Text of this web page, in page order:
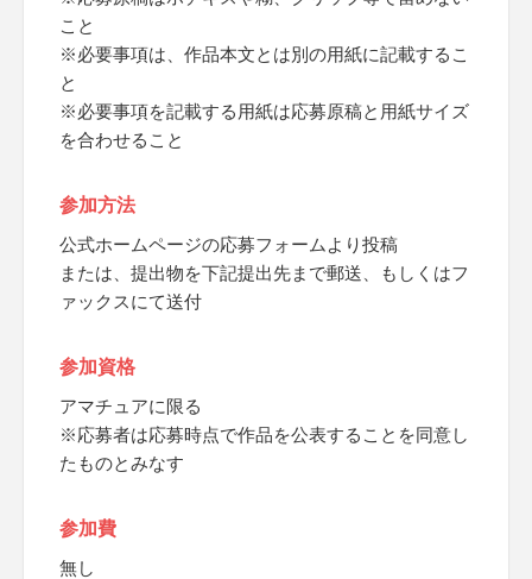
こと
※必要事項は、作品本文とは別の用紙に記載するこ
と
※必要事項を記載する用紙は応募原稿と用紙サイズ
を合わせること
参加方法
公式ホームページの応募フォームより投稿
または、提出物を下記提出先まで郵送、もしくはフ
ァックスにて送付
参加資格
アマチュアに限る
※応募者は応募時点で作品を公表することを同意し
たものとみなす
参加費
無し